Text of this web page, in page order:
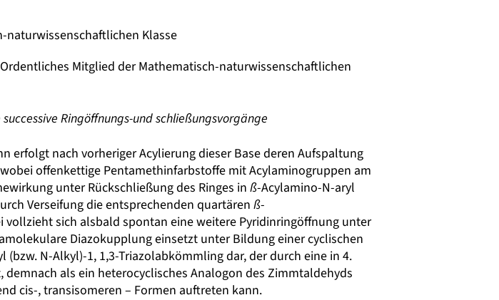
naturwissenschaftlichen Klasse
Mitglied der Mathematisch-naturwissenschaftlichen
Ringöffnungs-und schließungsvorgänge
erfolgt nach vorheriger Acylierung dieser Base deren Aufspaltung
offenkettige Pentamethinfarbstoffe mit Acylaminogruppen am
unter Rückschließung des Ringes in ß-Acylamino-N-aryl
Verseifung die entsprechenden quartären ß-
sich alsbald spontan eine weitere Pyridinringöffnung unter
Diazokupplung einsetzt unter Bildung einer cyclischen
N-Alkyl)-1, 1,3-Triazolabkömmling dar, der durch eine in 4.
als ein heterocyclisches Analogon des Zimmtaldehyds
cis-, transisomeren – Formen auftreten kann.